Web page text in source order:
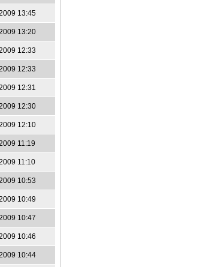
13:45
13:20
12:33
12:33
12:31
12:30
12:10
11:19
11:10
10:53
10:49
10:47
10:46
10:44